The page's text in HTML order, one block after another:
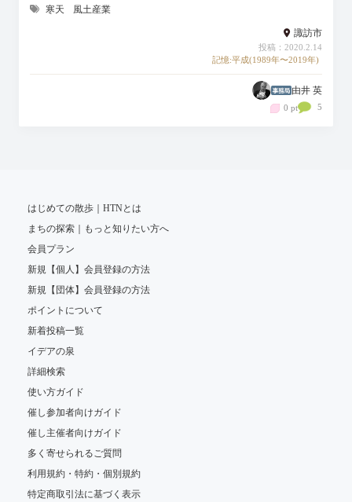
寒天
風土産業
諏訪市
投稿：2020.2.14
記憶:平成(1989年〜2019年)
由井 英
0 pt 5
はじめての散歩｜HTNとは
まちの探索｜もっと知りたい方へ
会員プラン
新規【個人】会員登録の方法
新規【団体】会員登録の方法
ポイントについて
新着投稿一覧
イデアの泉
詳細検索
使い方ガイド
催し参加者向けガイド
催し主催者向けガイド
多く寄せられるご質問
利用規約・特約・個別規約
特定商取引法に基づく表示